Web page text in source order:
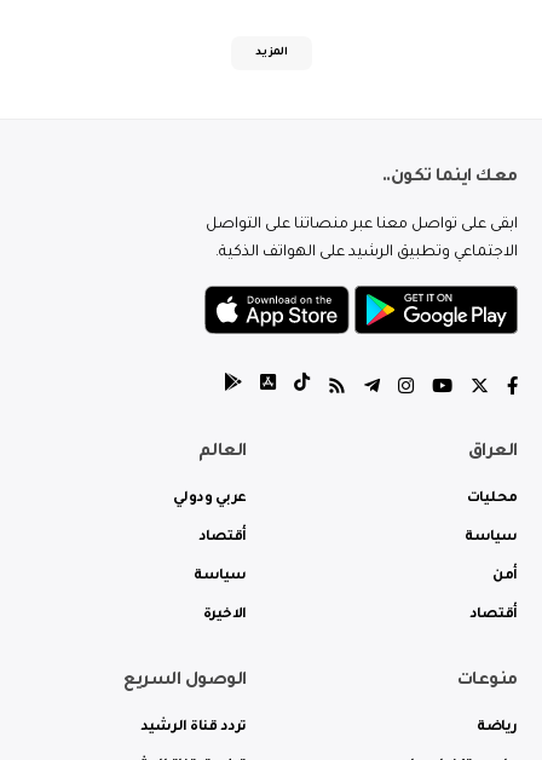
المزيد
معك اينما تكون..
ابقى على تواصل معنا عبر منصاتنا على التواصل
الاجتماعي وتطبيق الرشيد على الهواتف الذكية.
العراق
محليات
سياسة
أمن
أقتصاد
العالم
عربي ودولي
أقتصاد
سياسة
الاخيرة
منوعات
رياضة
الوصول السريع
تردد قناة الرشيد